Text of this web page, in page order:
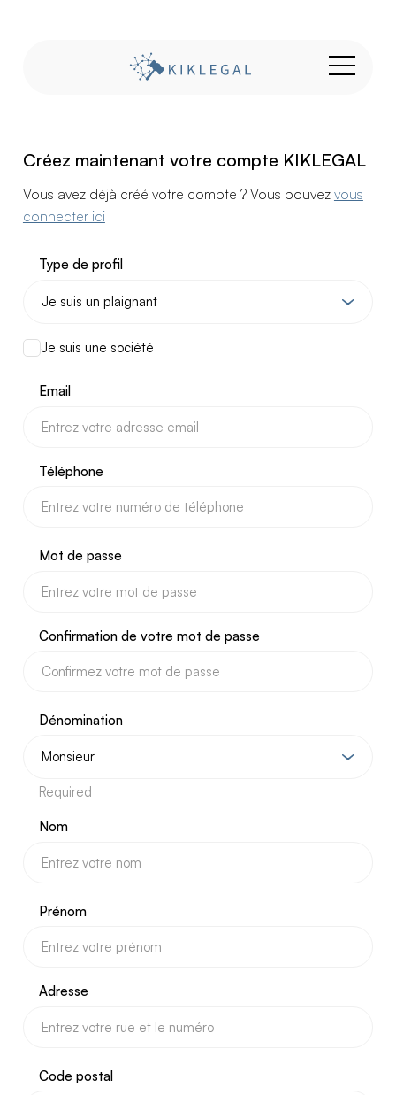
Créez maintenant votre compte KIKLEGAL
Vous avez déjà créé votre compte ? Vous pouvez vous
connecter ici
Type de profil
Je suis une société
Email
Téléphone
Mot de passe
Confirmation de votre mot de passe
Dénomination
Required
Nom
Prénom
Adresse
Code postal